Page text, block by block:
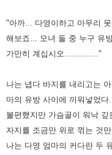
"아까... 다영이하고 마무리
해보죠... 모녀 둘 중 누구 유
가만히 계십시오.............."
나는 냅다 바지를 내리고는
마의 유방 사이에 끼워넣었
불편했지만 가슴골이 워낙 깊
자지를 조금만 위로 꺾는 것
나는 다영 엄마의 커다란 두